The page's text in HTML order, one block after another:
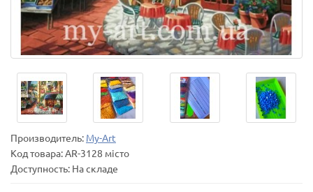
Производитель: My-Art
Код товара:AR-3128 місто
Доступность: На складе